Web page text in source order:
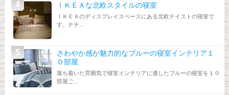
ＩＫＥＡな北欧スタイルの寝室
ＩＫＥＡのディスプレイスペースにある北欧テイストの寝室で
す。ナチ...
さわやか感が魅力的なブルーの寝室インテリア１
０部屋
落ち着いた雰囲気で寝室インテリアに適したブルーの寝室を１０
部屋ご...